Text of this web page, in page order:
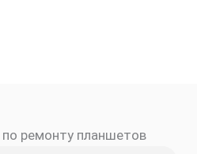
ремонту планшетов